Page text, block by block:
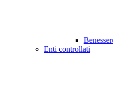
Enti controllati